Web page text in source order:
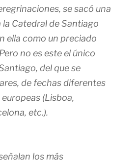
se sacó una
Catedral de Santiago
ella como un preciado
no es este el único
del que se
de fechas diferentes
(Lisboa,
etc.).
los más